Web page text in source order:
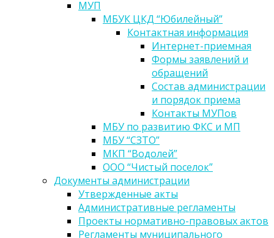
МУП
МБУК ЦКД “Юбилейный”
Контактная информация
Интернет-приемная
Формы заявлений и
обращений
Состав администрации
и порядок приема
Контакты МУПов
МБУ по развитию ФКС и МП
МБУ “СЗТО”
МКП “Водолей”
ООО “Чистый поселок”
Документы администрации
Утвержденные акты
Административные регламенты
Проекты нормативно-правовых актов
Регламенты муниципального